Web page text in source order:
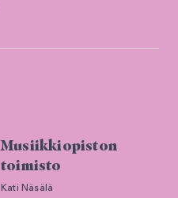
Musiikkiopiston
toimisto
Kati Näsälä